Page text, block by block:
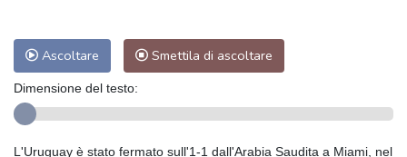
Ascoltare Smettila di ascoltare
Dimensione del testo:
L'Uruguay è stato fermato sull'1-1 dall'Arabia Saudita a Miami, nel